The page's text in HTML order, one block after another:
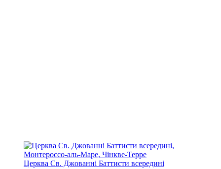
Церква Св. Джованні Баттисти всередині